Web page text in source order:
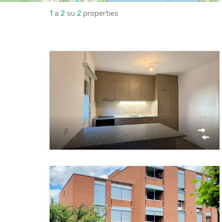
1 a 2 su 2 properties